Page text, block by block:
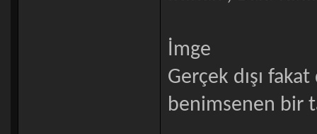
İmge
Gerçek dışı
benimsenen bir